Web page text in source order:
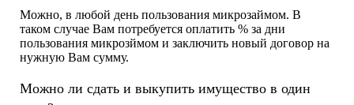
Можно, в любой день пользования микрозаймом. В
таком случае Вам потребуется оплатить % за дни
пользования микрозймом и заключить новый договор на
нужную Вам сумму.
Можно ли сдать и выкупить имущество в один